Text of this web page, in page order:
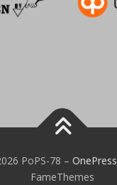
PoPS-78 – OnePress
FameThemes